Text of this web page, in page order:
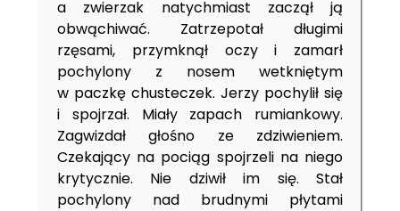
a zwierzak natychmiast zaczął ją
obwąchiwać. Zatrzepotał długimi
rzęsami, przymknął oczy i zamarł
pochylony z nosem wetkniętym
w paczkę chusteczek. Jerzy pochylił się
i spojrzał. Miały zapach rumiankowy.
Zagwizdał głośno ze zdziwieniem.
Czekający na pociąg spojrzeli na niego
krytycznie. Nie dziwił im się. Stał
pochylony nad brudnymi płytami